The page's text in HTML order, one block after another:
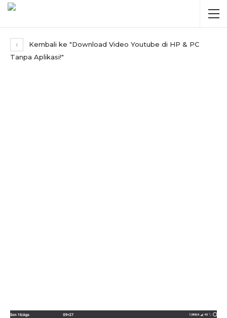
Kembali ke "Download Video Youtube di HP & PC
Tanpa Aplikasi!"